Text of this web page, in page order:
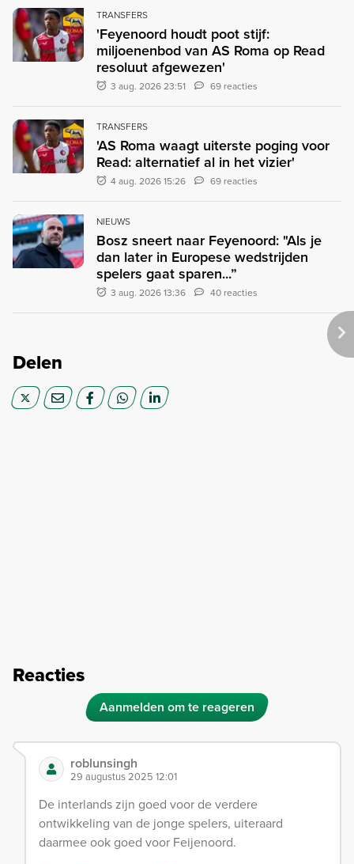
TRANSFERS
'Feyenoord houdt poot stijf:
miljoenenbod van AS Roma op Read
resoluut afgewezen'
3 aug. 2026 23:51 69 reacties
TRANSFERS
'AS Roma waagt uiterste poging voor
Read: alternatief al in het vizier'
4 aug. 2026 15:26 69 reacties
NIEUWS
Bosz sneert naar Feyenoord: "Als je
dan later in Europese wedstrijden
spelers gaat sparen...”
3 aug. 2026 13:36 40 reacties
Delen
Reacties
Aanmelden om te reageren
roblunsingh
29 augustus 2025 12:01
De interlands zijn goed voor de verdere
ontwikkeling van de jonge spelers, uiteraard
daarmee ook goed voor Feijenoord.